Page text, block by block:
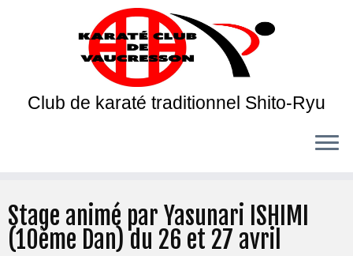
Club de karaté traditionnel Shito-Ryu
Stage animé par Yasunari ISHIMI
(10ème Dan) du 26 et 27 avril